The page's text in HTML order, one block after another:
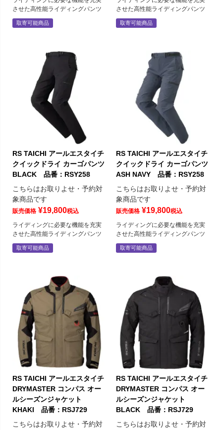
させた高性能ライディングパンツ
取寄可能商品
させた高性能ライディングパンツ
取寄可能商品
RS TAICHI アールエスタイチ
クイックドライ カーゴパンツ
BLACK 品番：RSY258
こちらはお取りよせ・予約対
象商品です
販売価格 ¥19,800税込
ライディングに必要な機能を充実
させた高性能ライディングパンツ
取寄可能商品
RS TAICHI アールエスタイチ
クイックドライ カーゴパンツ
ASH NAVY 品番：RSY258
こちらはお取りよせ・予約対
象商品です
販売価格 ¥19,800税込
ライディングに必要な機能を充実
させた高性能ライディングパンツ
取寄可能商品
RS TAICHI アールエスタイチ
DRYMASTER コンパス オー
ルシーズンジャケット
KHAKI 品番：RSJ729
こちらはお取りよせ・予約対
RS TAICHI アールエスタイチ
DRYMASTER コンパス オー
ルシーズンジャケット
BLACK 品番：RSJ729
こちらはお取りよせ・予約対